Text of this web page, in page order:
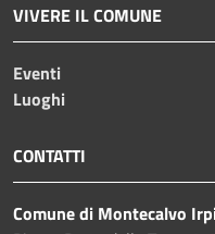
VIVERE IL COMUNE
Eventi
Luoghi
CONTATTI
Comune di Montecalvo